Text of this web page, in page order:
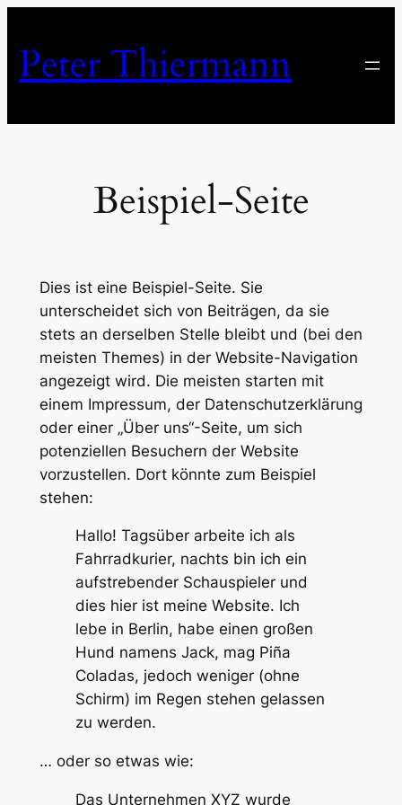
springen
Peter Thiermann
Beispiel-Seite
Dies ist eine Beispiel-Seite. Sie
unterscheidet sich von Beiträgen, da sie
stets an derselben Stelle bleibt und (bei den
meisten Themes) in der Website-Navigation
angezeigt wird. Die meisten starten mit
einem Impressum, der Datenschutzerklärung
oder einer „Über uns“-Seite, um sich
potenziellen Besuchern der Website
vorzustellen. Dort könnte zum Beispiel
stehen:
Hallo! Tagsüber arbeite ich als
Fahrradkurier, nachts bin ich ein
aufstrebender Schauspieler und
dies hier ist meine Website. Ich
lebe in Berlin, habe einen großen
Hund namens Jack, mag Piña
Coladas, jedoch weniger (ohne
Schirm) im Regen stehen gelassen
zu werden.
… oder so etwas wie:
Das Unternehmen XYZ wurde